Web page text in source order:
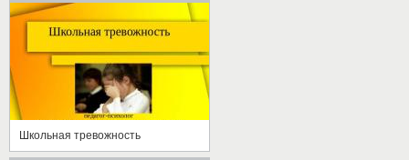
Школьная тревожность